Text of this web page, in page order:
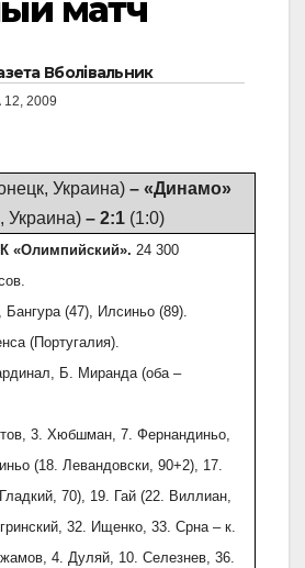
матч
Вболівальник
12, 2009
Украина)– «Динамо»
Украина)– 2:1 (1:0)
«Олимпийский». 24 300
(47), Илсиньо (89).
(Португалия).
Б. Миранда (оба –
3. Хюбшман, 7. Фернандиньо,
(18. Левандовски, 90+2), 17.
70), 19. Гай (22. Виллиан,
32. Ищенко, 33. Срна – к.
4. Дуляй, 10. Селезнев, 36.